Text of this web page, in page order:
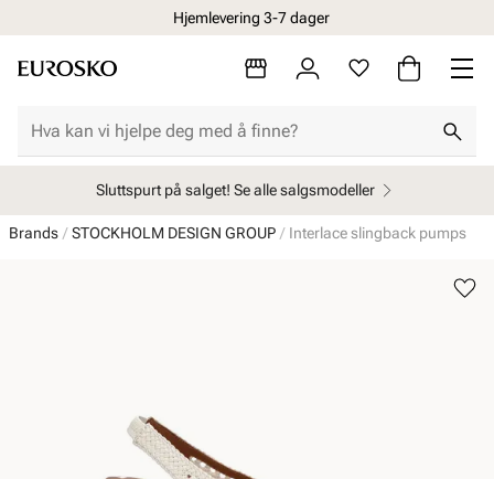
Hjemlevering 3-7 dager
Sluttspurt på salget! Se alle salgsmodeller
Brands STOCKHOLM DESIGN GROUP Interlace slingback pumps